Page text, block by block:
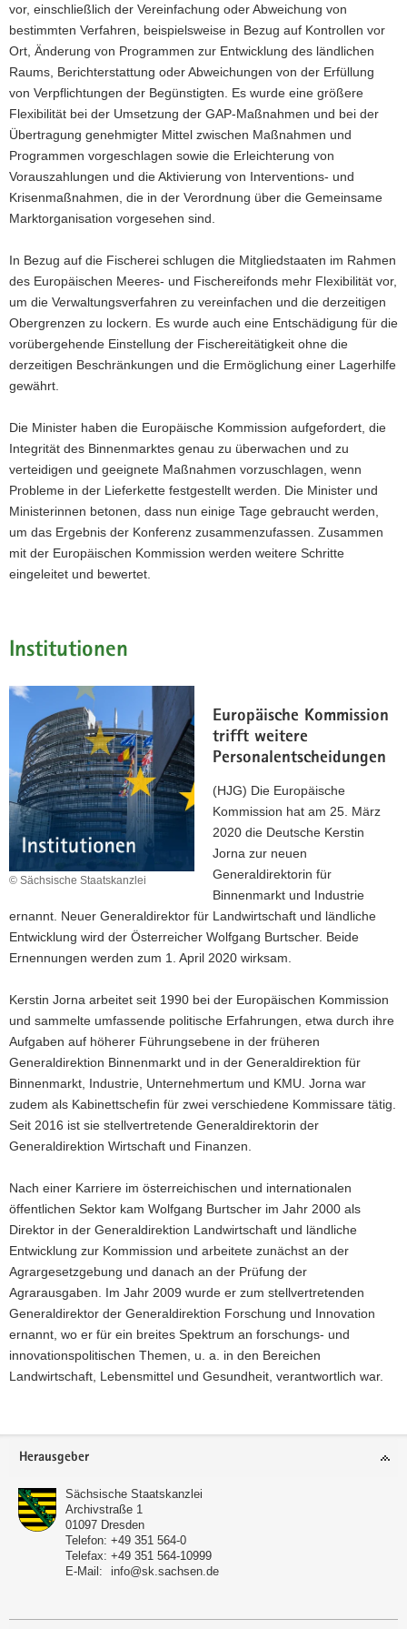
vor, einschließlich der Vereinfachung oder Abweichung von
bestimmten Verfahren, beispielsweise in Bezug auf Kontrollen vor
Ort, Änderung von Programmen zur Entwicklung des ländlichen
Raums, Berichterstattung oder Abweichungen von der Erfüllung
von Verpflichtungen der Begünstigten. Es wurde eine größere
Flexibilität bei der Umsetzung der GAP-Maßnahmen und bei der
Übertragung genehmigter Mittel zwischen Maßnahmen und
Programmen vorgeschlagen sowie die Erleichterung von
Vorauszahlungen und die Aktivierung von Interventions- und
Krisenmaßnahmen, die in der Verordnung über die Gemeinsame
Marktorganisation vorgesehen sind.
In Bezug auf die Fischerei schlugen die Mitgliedstaaten im Rahmen
des Europäischen Meeres- und Fischereifonds mehr Flexibilität vor,
um die Verwaltungsverfahren zu vereinfachen und die derzeitigen
Obergrenzen zu lockern. Es wurde auch eine Entschädigung für die
vorübergehende Einstellung der Fischereitätigkeit ohne die
derzeitigen Beschränkungen und die Ermöglichung einer Lagerhilfe
gewährt.
Die Minister haben die Europäische Kommission aufgefordert, die
Integrität des Binnenmarktes genau zu überwachen und zu
verteidigen und geeignete Maßnahmen vorzuschlagen, wenn
Probleme in der Lieferkette festgestellt werden. Die Minister und
Ministerinnen betonen, dass nun einige Tage gebraucht werden,
um das Ergebnis der Konferenz zusammenzufassen. Zusammen
mit der Europäischen Kommission werden weitere Schritte
eingeleitet und bewertet.
Institutionen
© Sächsische Staatskanzlei
Europäische Kommission
trifft weitere
Personalentscheidungen
(HJG) Die Europäische
Kommission hat am 25. März
2020 die Deutsche Kerstin
Jorna zur neuen
Generaldirektorin für
Binnenmarkt und Industrie
ernannt. Neuer Generaldirektor für Landwirtschaft und ländliche
Entwicklung wird der Österreicher Wolfgang Burtscher. Beide
Ernennungen werden zum 1. April 2020 wirksam.
Kerstin Jorna arbeitet seit 1990 bei der Europäischen Kommission
und sammelte umfassende politische Erfahrungen, etwa durch ihre
Aufgaben auf höherer Führungsebene in der früheren
Generaldirektion Binnenmarkt und in der Generaldirektion für
Binnenmarkt, Industrie, Unternehmertum und KMU. Jorna war
zudem als Kabinettschefin für zwei verschiedene Kommissare tätig.
Seit 2016 ist sie stellvertretende Generaldirektorin der
Generaldirektion Wirtschaft und Finanzen.
Nach einer Karriere im österreichischen und internationalen
öffentlichen Sektor kam Wolfgang Burtscher im Jahr 2000 als
Direktor in der Generaldirektion Landwirtschaft und ländliche
Entwicklung zur Kommission und arbeitete zunächst an der
Agrargesetzgebung und danach an der Prüfung der
Agrarausgaben. Im Jahr 2009 wurde er zum stellvertretenden
Generaldirektor der Generaldirektion Forschung und Innovation
ernannt, wo er für ein breites Spektrum an forschungs- und
innovationspolitischen Themen, u. a. in den Bereichen
Landwirtschaft, Lebensmittel und Gesundheit, verantwortlich war.
Footer-
Herausgeber
Sächsische Staatskanzlei
Archivstraße 1
01097 Dresden
Telefon: +49 351 564-0
Telefax: +49 351 564-10999
E-Mail:
info@sk.sachsen.de